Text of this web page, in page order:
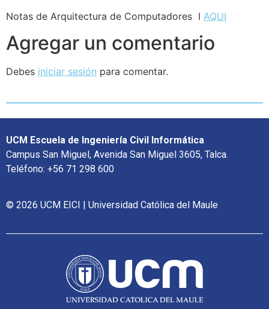
Notas de Arquitectura de Computadores I AQUI
Agregar un comentario
Debes iniciar sesión para comentar.
UCM Escuela de Ingeniería Civil Informática
Campus San Miguel, Avenida San Miguel 3605, Talca.
Teléfono: +56 71 298 600
© 2026 UCM EICI | Universidad Católica del Maule